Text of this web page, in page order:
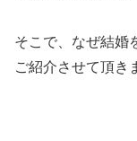
そこで、なぜ結婚
ご紹介させて頂き